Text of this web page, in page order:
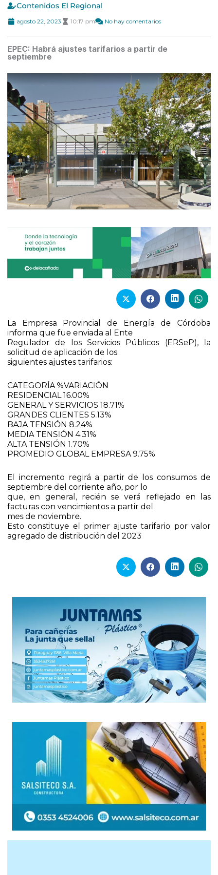
Contenidos El Regional
agosto 22, 2023 10:17 pm No hay comentarios
EPEC: Habrá ajustes tarifarios a partir de
septiembre
La Empresa Provincial de Energía de Córdoba
informa que fue enviada al Ente
Regulador de los Servicios Públicos (ERSeP), la
solicitud de aplicación de los
siguientes ajustes tarifarios:
CATEGORÍA %VARIACIÓN
RESIDENCIAL 16.00%
GENERAL Y SERVICIOS 18.71%
GRANDES CLIENTES 5.13%
BAJA TENSIÓN 8.24%
MEDIA TENSIÓN 4.31%
ALTA TENSIÓN 1.70%
PROMEDIO GLOBAL EMPRESA 9.75%
El incremento regirá a partir de los consumos de
septiembre del corriente año, por lo
que, en general, recién se verá reflejado en las
facturas con vencimientos a partir del
mes de noviembre.
Esto constituye el primer ajuste tarifario por valor
agregado de distribución del 2023